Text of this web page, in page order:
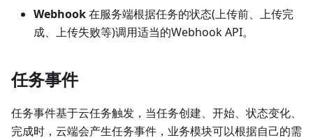
Webhook在服务端根据任务的状态(上传前、上传完
成、上传失败等)调用适当的Webhook API。
任务事件
任务事件基于云任务触发，当任务创建、开始、状态变化、
完成时，云端会产生任务事件，业务模块可以根据自己的需